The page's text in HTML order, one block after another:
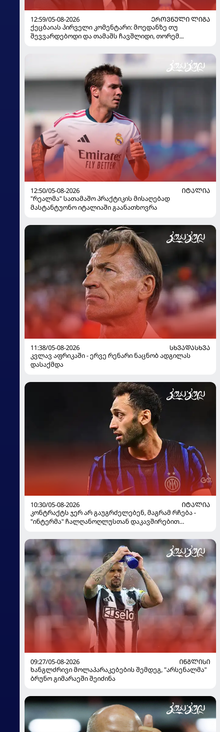
12:59/05-08-2026
ᲔᲠᲝᲕᲜᲣᲚᲘ ᲚᲘᲒᲐ
ქეცბაიას პირველი კომენტარი: მოედანზე თუ
შევვარდებოდი და თამაშს ჩავშლიდი, თორემ...
12:50/05-08-2026
ᲘᲢᲐᲚᲘᲐ
"რეალმა" სათამაშო პრაქტიკის მისაღებად
მასტანტუონო იტალიაში გაანათხოვრა
11:38/05-08-2026
ᲡᲮᲕᲐᲓᲐᲡᲮᲕᲐ
კვლავ აფრიკაში - ერვე რენარი ნაცნობ ადგილას
დასაქმდა
10:30/05-08-2026
ᲘᲢᲐᲚᲘᲐ
კონტრაქტს ჯერ არ გაუგრძელებენ, მაგრამ რჩება -
"ინტერმა" ჩალღანოღლუსთან დაკავშირებით
09:27/05-08-2026
ᲘᲜᲒᲚᲘᲡᲘ
ხანგლძრივი მოლაპარაკებების შემდეგ, "არსენალმა"
ბრუნო გიმარაეში შეიძინა